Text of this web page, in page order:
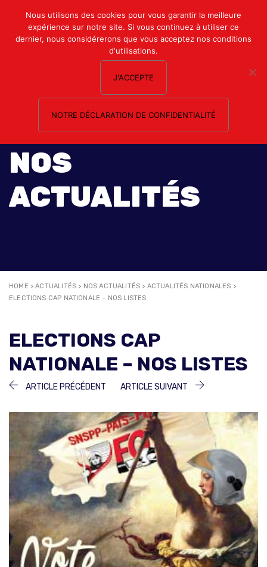
Mon compte
Nous contacter
NOS
ACTUALITÉS
HOME >ACTUALITÉS > NOS ACTUALITÉS > ACTUALITÉS NATIONALES >
ELECTIONS CAP NATIONALE – NOS LISTES
ELECTIONS CAP
NATIONALE – NOS LISTES
NAVIGATION
L’ARTICLE
ARTICLE PRÉCÉDENT ARTICLE
ARTICLE SUIVANT
ARTICLE
Nous utilisons des cookies pour vous garantir la meilleure
expérience sur notre site. Si vous continuez à utiliser ce
dernier, nous considérerons que vous acceptez nos conditions
d'utilisations.
J'ACCEPTE
NOTRE DÉCLARATION DE CONFIDENTIALITÉ